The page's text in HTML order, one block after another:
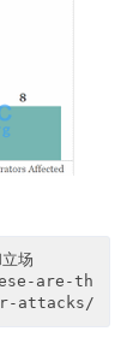
场
are-th